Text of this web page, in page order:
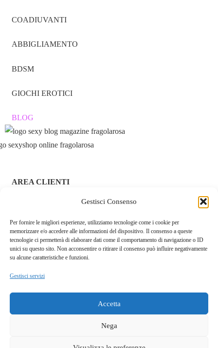
Gestisci Consenso
Per fornire le migliori esperienze, utilizziamo tecnologie come i cookie per
memorizzare e/o accedere alle informazioni del dispositivo. Il consenso a queste
tecnologie ci permetterà di elaborare dati come il comportamento di navigazione o ID
unici su questo sito. Non acconsentire o ritirare il consenso può influire negativamente
su alcune caratteristiche e funzioni.
Gestisci servizi
Accetta
Nega
COADIUVANTI
ABBIGLIAMENTO
BDSM
GIOCHI EROTICI
BLOG
AREA CLIENTI
ACCEDI / REGISTRATI
CHI SIAMO – FRAGOLAROSA | SEXY SHOP ONLINE
ITALIANO SICURO E DISCRETO
RESI E RIMBORSI
COOKIE POLICY